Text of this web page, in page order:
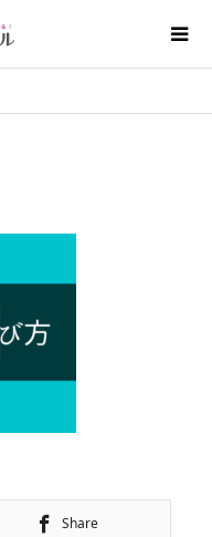
Share